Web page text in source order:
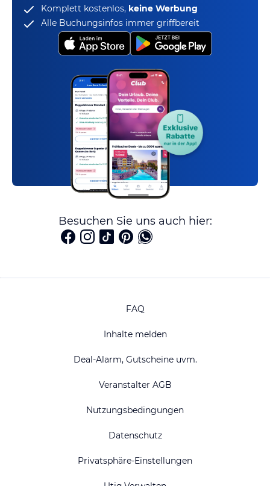
Komplett kostenlos, keine Werbung
Alle Buchungsinfos immer griffbereit
Besuchen Sie uns auch hier:
FAQ
Inhalte melden
Deal-Alarm, Gutscheine uvm.
Veranstalter AGB
Nutzungsbedingungen
Datenschutz
Privatsphäre-Einstellungen